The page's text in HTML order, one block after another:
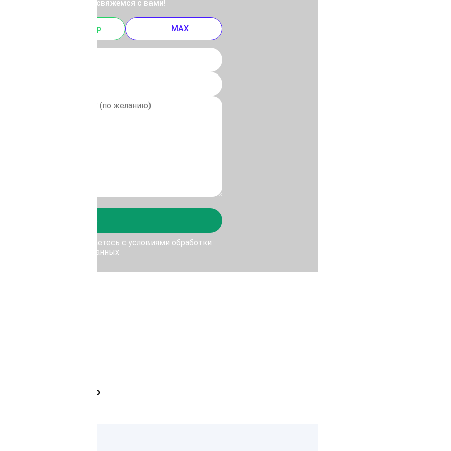
отправьте заявку, и мы свяжемся с вами!
Whatsapp MAX
Отправить
Отправить, Вы соглашаетесь с условиями обработки
персональных данных
Лемана Про